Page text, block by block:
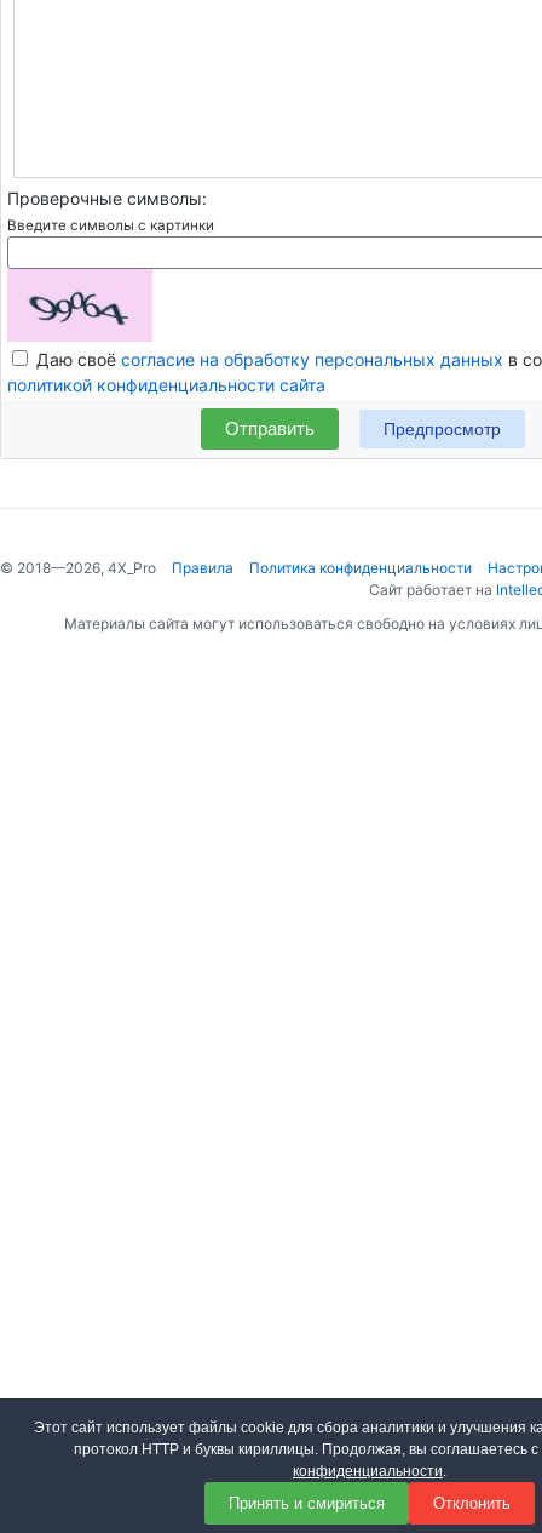
Проверочные символы:
Введите символы с картинки
Даю своё согласие на обработку персональных данных в
политикой конфиденциальности сайта
Отправить
© 2018—2026, 4X_Pro Правила Политика конфиденциальности
Сайт работает на
Материалы сайта могут использоваться свободно на условиях
Этот сайт использует файлы cookie для сбора аналитики и улучшения
протокол HTTP и буквы кириллицы. Продолжая, вы соглашаетесь
конфиденциальности.
Принять и смириться Отклонить